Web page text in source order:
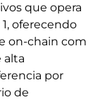
que opera
oferecendo
on-chain com
alta
por
de